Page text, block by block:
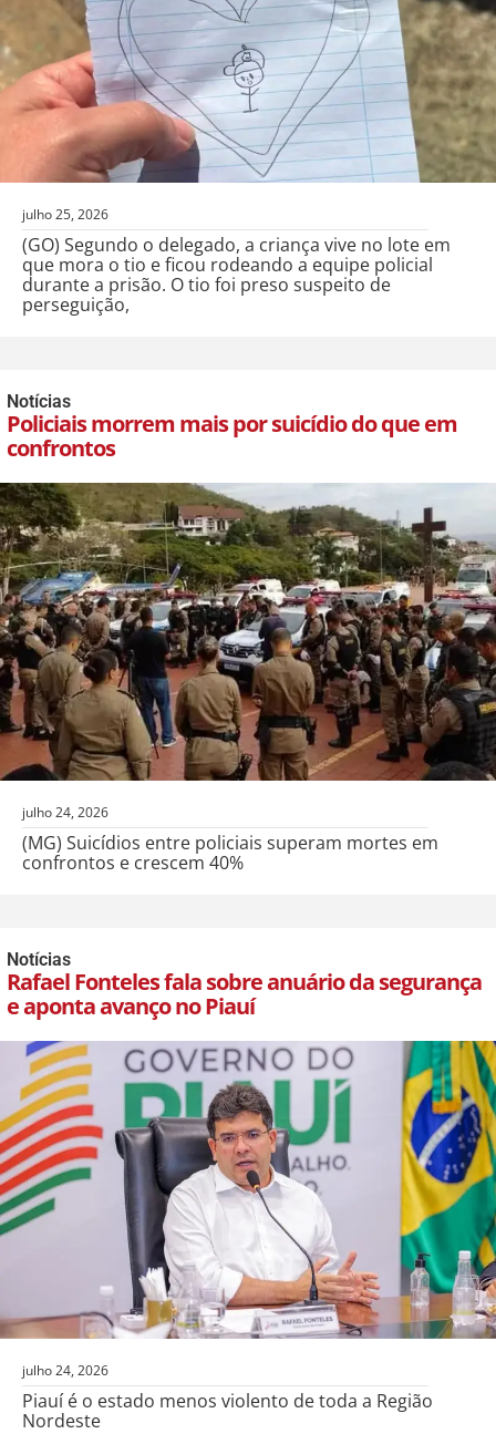
julho 25, 2026
(GO) Segundo o delegado, a criança vive no lote em
que mora o tio e ficou rodeando a equipe policial
durante a prisão. O tio foi preso suspeito de
perseguição,
Notícias
Policiais morrem mais por suicídio do que em
confrontos
julho 24, 2026
(MG) Suicídios entre policiais superam mortes em
confrontos e crescem 40%
Notícias
Rafael Fonteles fala sobre anuário da segurança
e aponta avanço no Piauí
julho 24, 2026
Piauí é o estado menos violento de toda a Região
Nordeste